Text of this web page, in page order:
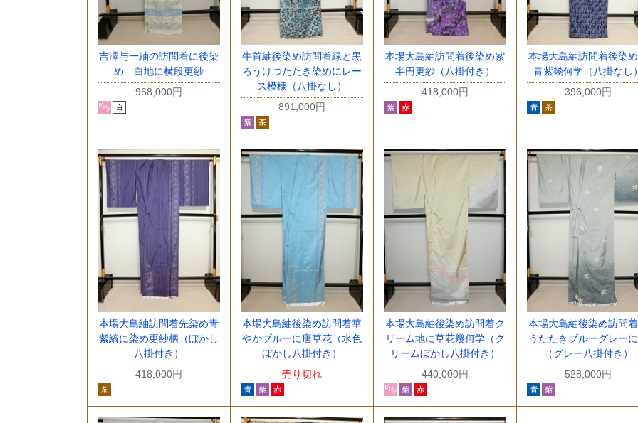
吉澤与一紬の訪問着に後染
め 白地に横段更紗
968,000円
牛首紬後染め訪問着緑と黒
ろうけつたたき染めにレー
ス模様（八掛なし）
891,000円
本場大島紬訪問着後染め紫
半円更紗（八掛付き）
418,000円
本場大島紬訪問着後染
青紫幾何学（八掛なし
396,000円
本場大島紬訪問着先染め青
紫縞に染め更紗柄（ぼかし
八掛付き）
418,000円
本場大島紬後染め訪問着華
やかブルーに唐草花（水色
ぼかし八掛付き）
売り切れ
本場大島紬後染め訪問着ク
リーム地に草花幾何学（ク
リームぼかし八掛付き）
440,000円
本場大島紬後染め訪問
うたたきブルーグレー
（グレー八掛付き）
528,000円